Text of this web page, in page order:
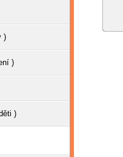
)
)
)